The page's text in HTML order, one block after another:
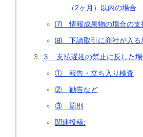
（2ヶ月）以内の場合
⑺ 情報成果物の場合の支
⑻ 下請取引に商社が入る
３ 支払遅延の禁止に反した
① 報告・立ち入り検査
② 勧告など
③ 罰則
関連投稿: